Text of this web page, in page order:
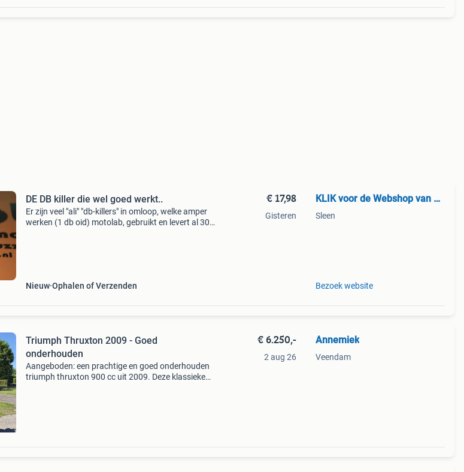
DE DB killer die wel goed werkt..
Er zijn veel "ali" "db-killers" in omloop, welke amper
werken (1 db oid) motolab, gebruikt en levert al 30
Nieuw Ophalen of Verzenden
€ 17,98
Gisteren
KLIK voor de Webshop van Motolab
Sleen
Bezoek website
Triumph Thruxton 2009 - Goed
onderhouden
Aangeboden: een prachtige en goed onderhouden
triumph thruxton 900 cc uit 2009. Deze klassieke
€ 6.250,-
2 aug 26
Annemiek
Veendam